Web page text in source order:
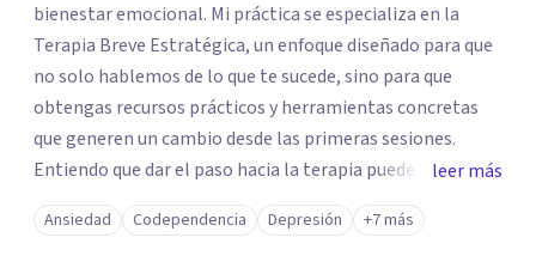
bienestar emocional. Mi práctica se especializa en la
Terapia Breve Estratégica, un enfoque diseñado para que
no solo hablemos de lo que te sucede, sino para que
obtengas recursos prácticos y herramientas concretas
que generen un cambio desde las primeras sesiones.
Entiendo que dar el paso hacia la terapia puede generar
dudas, pero si te sientes bloqueado por la ansiedad,
ataques de pánico, miedos o el dolor de una ruptura, mi
leer más
Ansiedad Codependencia Depresión +7 más